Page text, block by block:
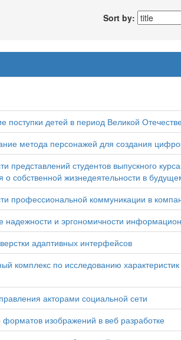
Sort by:
поступки детей в период Великой
метода персонажей для создания
представлений студентов выпускного
о собственной жизнедеятельности в
профессиональной коммуникации в
надежности и эргономичности
адаптивных интерфейсов
комплекс по исследованию
акторами социальной сети
изображений в веб разработке